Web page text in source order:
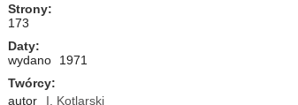
Strony
173
Daty
wydano
1971
Twórcy
autor
I. Kotlarski